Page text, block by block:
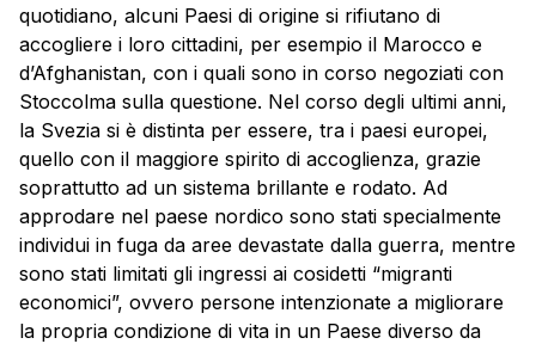
quotidiano, alcuni Paesi di origine si rifiutano di
accogliere i loro cittadini, per esempio il Marocco e
d’Afghanistan, con i quali sono in corso negoziati con
Stoccolma sulla questione. Nel corso degli ultimi anni,
la Svezia si è distinta per essere, tra i paesi europei,
quello con il maggiore spirito di accoglienza, grazie
soprattutto ad un sistema brillante e rodato. Ad
approdare nel paese nordico sono stati specialmente
individui in fuga da aree devastate dalla guerra, mentre
sono stati limitati gli ingressi ai cosidetti “migranti
economici”, ovvero persone intenzionate a migliorare
la propria condizione di vita in un Paese diverso da